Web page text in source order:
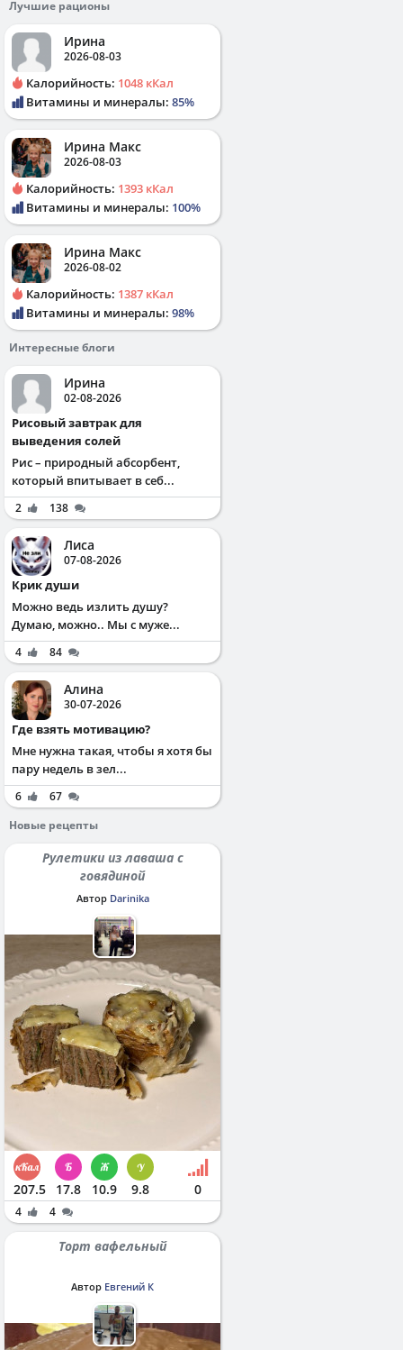
Лучшие рационы
Ирина
2026-08-03
Калорийность: 1048 кКал
Витамины и минералы: 85%
Ирина Макс
2026-08-03
Калорийность: 1393 кКал
Витамины и минералы: 100%
Ирина Макс
2026-08-02
Калорийность: 1387 кКал
Витамины и минералы: 98%
Интересные блоги
Ирина
02-08-2026
Рисовый завтрак для
выведения солей
Рис – природный абсорбент,
который впитывает в себ...
2 138
Лиса
07-08-2026
Крик души
Можно ведь излить душу?
Думаю, можно.. Мы с муже...
4 84
Алина
30-07-2026
Где взять мотивацию?
Мне нужна такая, чтобы я хотя бы
пару недель в зел...
6
67
Новые рецепты
Рулетики из лаваша с
говядиной
Автор Darinika
207.5 17.8 10.9 9.8 0
4 4
Торт вафельный
Автор Евгений К